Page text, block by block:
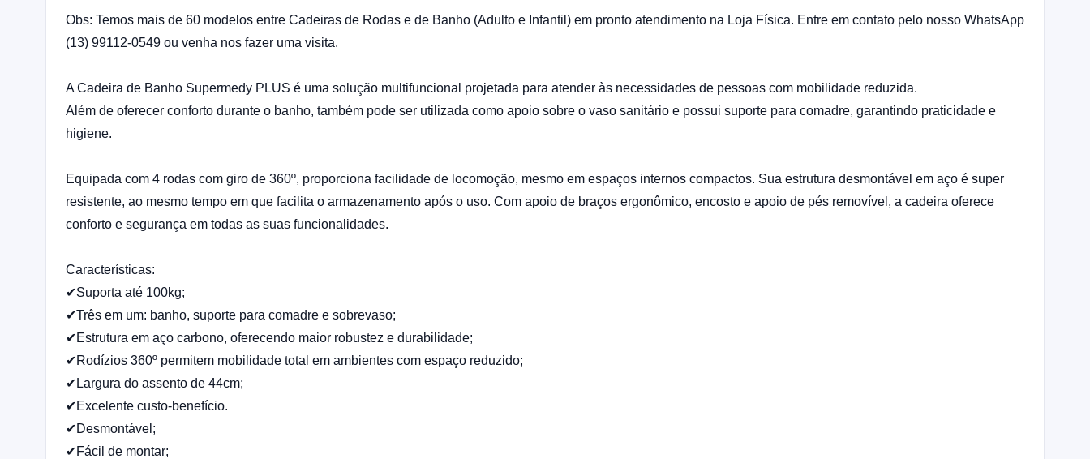
Obs: Temos mais de 60 modelos entre Cadeiras de Rodas e de Banho (Adulto e Infantil) em pronto atendimento na Loja Física. Entre em contato pelo nosso WhatsApp
(13) 99112-0549 ou venha nos fazer uma visita.
A Cadeira de Banho Supermedy PLUS é uma solução multifuncional projetada para atender às necessidades de pessoas com mobilidade reduzida.
Além de oferecer conforto durante o banho, também pode ser utilizada como apoio sobre o vaso sanitário e possui suporte para comadre, garantindo praticidade e
higiene.
Equipada com 4 rodas com giro de 360º, proporciona facilidade de locomoção, mesmo em espaços internos compactos. Sua estrutura desmontável em aço é super
resistente, ao mesmo tempo em que facilita o armazenamento após o uso. Com apoio de braços ergonômico, encosto e apoio de pés removível, a cadeira oferece
conforto e segurança em todas as suas funcionalidades.
Características:
✔Suporta até 100kg;
✔Três em um: banho, suporte para comadre e sobrevaso;
✔Estrutura em aço carbono, oferecendo maior robustez e durabilidade;
✔Rodízios 360º permitem mobilidade total em ambientes com espaço reduzido;
✔Largura do assento de 44cm;
✔Excelente custo-benefício.
✔Desmontável;
✔Fácil de montar;